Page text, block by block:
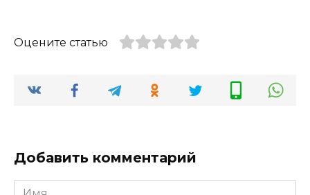
Оцените статью
Добавить комментарий
Имя